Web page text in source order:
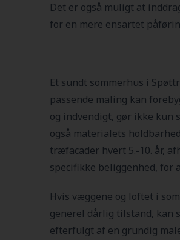
Det er også muligt at
for en mere ensartet
Et sundt sommerhus i
passende maling kan
og indvendigt, gør ikke kun
også materialets
træfacader hvert 5.-10. år,
specifikke beliggenhed, for
Hvis væggene og loftet i
generel dårlig tilstand, kan
efterfulgt af en grundig